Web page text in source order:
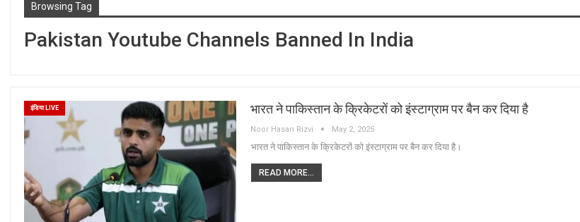
Browsing Tag
Pakistan Youtube Channels Banned In India
इंडिया LIVE भारत ने पाकिस्तान के क्रिकेटरों को इंस्टाग्राम पर बैन कर दिया है
Noor Hasan Rizvi May 2, 2025
भारत ने पाकिस्तान के क्रिकेटरों को इंस्टाग्राम पर बैन कर दिया है।
READ MORE...